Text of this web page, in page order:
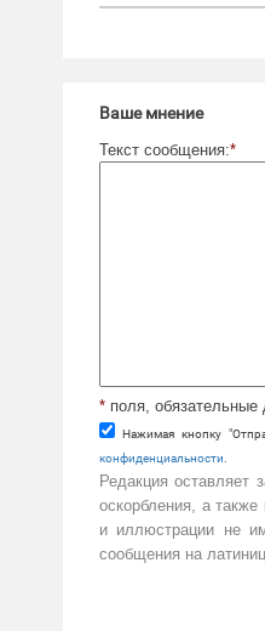
Ваше мнение
Текст сообщения:*
* поля, обязательные
Нажимая кнопку
конфиденциальности
Редакция оставляет
оскорбления, а
и иллюстрации не
сообщения на